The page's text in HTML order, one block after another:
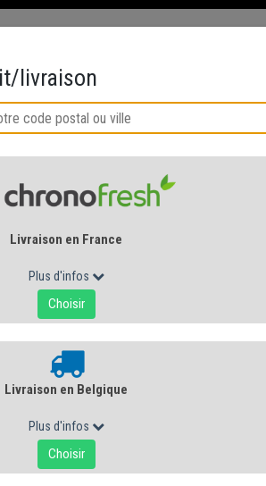
ACCORDS GOURMANDS CUISINE DE
affiné vieux 12 mois